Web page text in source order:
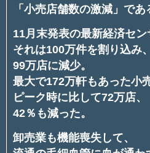
「小売店舗数の激減」であ
11月末発表の最新経済セン
それは100万件を割り込み、
99万店に減少。
最大で172万軒もあった小
ピーク時に比して72万店、
42％も減った。
卸売業も機能喪失して、